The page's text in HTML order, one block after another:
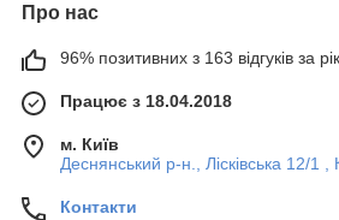
Про нас
96% позитивних з 163 відгуків за рік
Працює з 18.04.2018
м. Київ
Деснянський р-н., Лісківська 12/1 ,
Контакти